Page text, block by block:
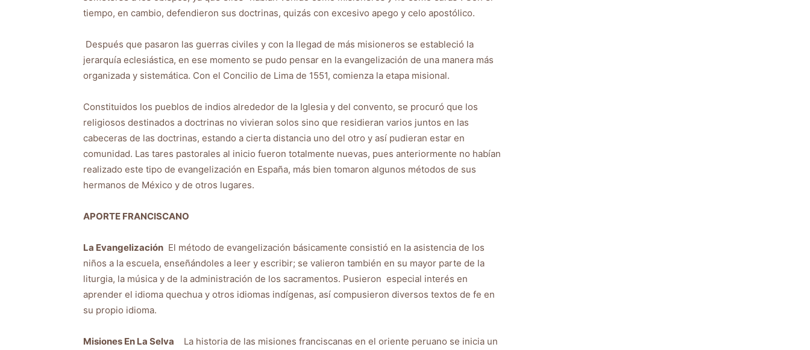
tiempo, en cambio, defendieron sus doctrinas, quizás con excesivo apego y celo apostólico.
Después que pasaron las guerras civiles y con la llegad de más misioneros se estableció la
jerarquía eclesiástica, en ese momento se pudo pensar en la evangelización de una manera más
organizada y sistemática. Con el Concilio de Lima de 1551, comienza la etapa misional.
Constituidos los pueblos de indios alrededor de la Iglesia y del convento, se procuró que los
religiosos destinados a doctrinas no vivieran solos sino que residieran varios juntos en las
cabeceras de las doctrinas, estando a cierta distancia uno del otro y así pudieran estar en
comunidad. Las tares pastorales al inicio fueron totalmente nuevas, pues anteriormente no habían
realizado este tipo de evangelización en España, más bien tomaron algunos métodos de sus
hermanos de México y de otros lugares.
APORTE FRANCISCANO
La Evangelización El método de evangelización básicamente consistió en la asistencia de los
niños a la escuela, enseñándoles a leer y escribir; se valieron también en su mayor parte de la
liturgia, la música y de la administración de los sacramentos. Pusieron especial interés en
aprender el idioma quechua y otros idiomas indígenas, así compusieron diversos textos de fe en
su propio idioma.
Misiones En La Selva La historia de las misiones franciscanas en el oriente peruano se inicia un